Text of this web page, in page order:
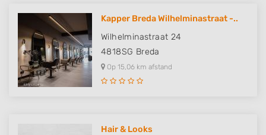
Kapper Breda Wilhelminastraat -..
Wilhelminastraat 24
4818SG Breda
Op 15,06 km afstand
Hair & Looks